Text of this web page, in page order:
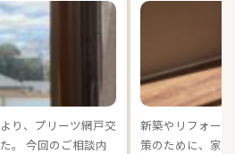
り、プリーツ網戸交
。 今回のご相談内
新築やリフォー
策のために、家